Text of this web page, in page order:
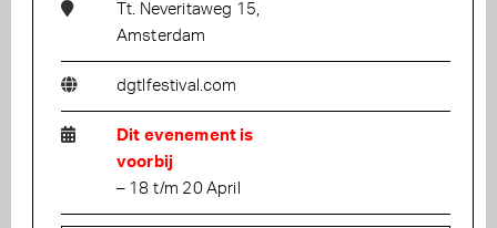
Tt. Neveritaweg 15,
Amsterdam
dgtlfestival.com
Dit evenement is
voorbij
– 18 t/m 20 April